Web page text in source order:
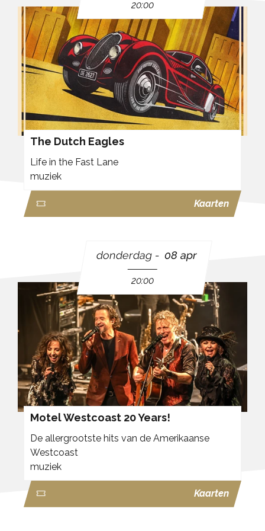
20:00
The Dutch Eagles
Life in the Fast Lane
muziek
Kaarten
donderdag 08 apr
20:00
Motel Westcoast 20 Years!
De allergrootste hits van de Amerikaanse
Westcoast
muziek
Kaarten